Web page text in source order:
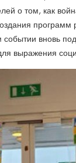
о том, как
программ
вновь
выражения